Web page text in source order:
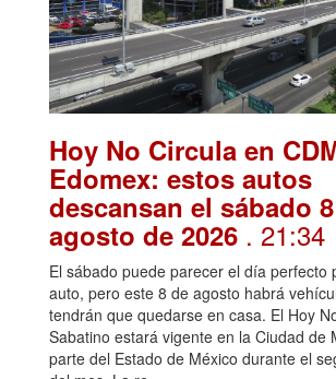
Hoy No Circula en
Edomex: estos autos
descansan el sábado
agosto de 2026 . 21:34
El sábado puede parecer el día perfecto
auto, pero este 8 de agosto habrá
tendrán que quedarse en casa. El Hoy
Sabatino estará vigente en la Ciudad de
parte del Estado de México durante el